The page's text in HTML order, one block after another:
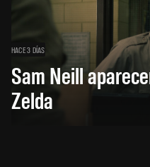
HACE 3 DÍAS
Sam Neill
Zelda